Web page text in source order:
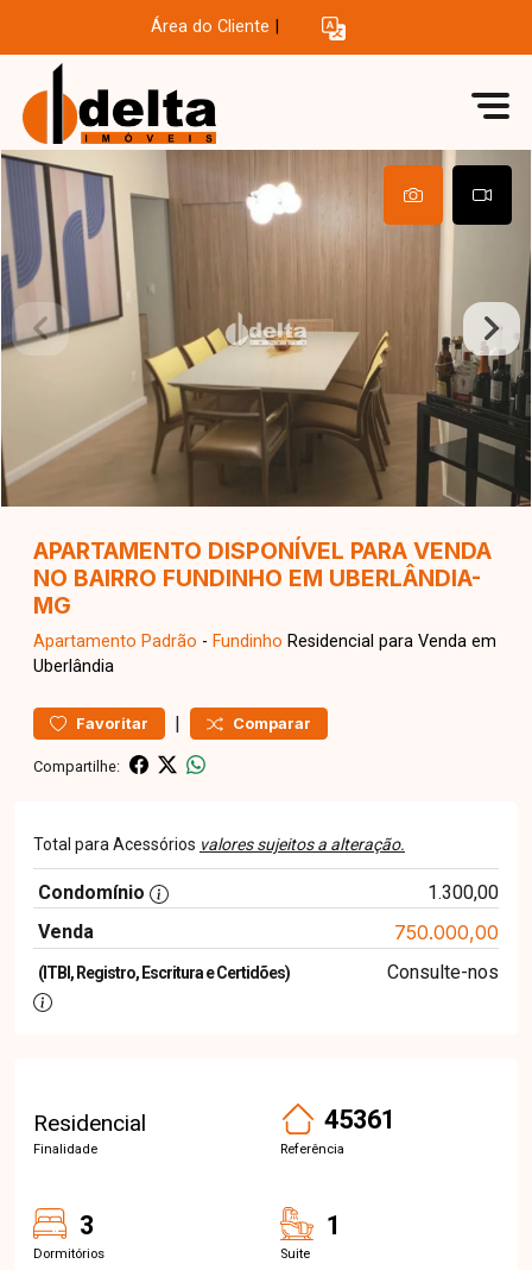
Área do Cliente
APARTAMENTO DISPONÍVEL PARA VENDA
NO BAIRRO FUNDINHO EM UBERLÂNDIA-
MG
Apartamento Padrão - Fundinho Residencial para Venda em
Uberlândia
Favoritar | Comparar
Compartilhe:
Total para Acessórios valores sujeitos a alteração.
Condomínio
1.300,00
Venda
750.000,00
(ITBI, Registro, Escritura e Certidões) Consulte-nos
Residencial
Finalidade
45361
Referência
3
Dormitórios
1
Suite